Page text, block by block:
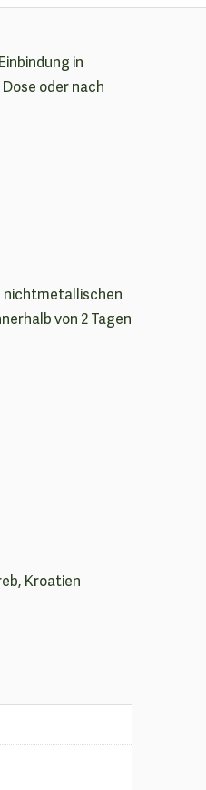
in
oder nach
nichtmetallischen
von 2 Tagen
Kroatien